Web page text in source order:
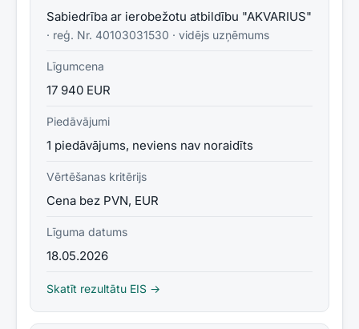
Sabiedrība ar ierobežotu atbildību "AKVARIUS"
· reģ. Nr. 40103031530 · vidējs uzņēmums
Līgumcena
17 940 EUR
Piedāvājumi
1 piedāvājums, neviens nav noraidīts
Vērtēšanas kritērijs
Cena bez PVN, EUR
Līguma datums
18.05.2026
Skatīt rezultātu EIS →